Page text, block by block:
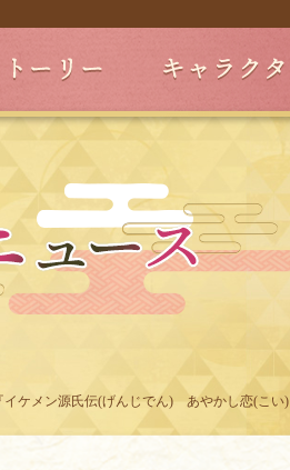
『イケメン源氏伝(げんじでん) あやかし恋(こい